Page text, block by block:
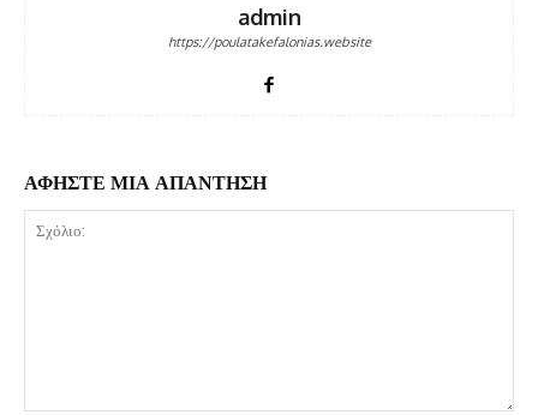
admin
https://poulatakefalonias.website
ΑΦΗΣΤΕ ΜΙΑ ΑΠΑΝΤΗΣΗ